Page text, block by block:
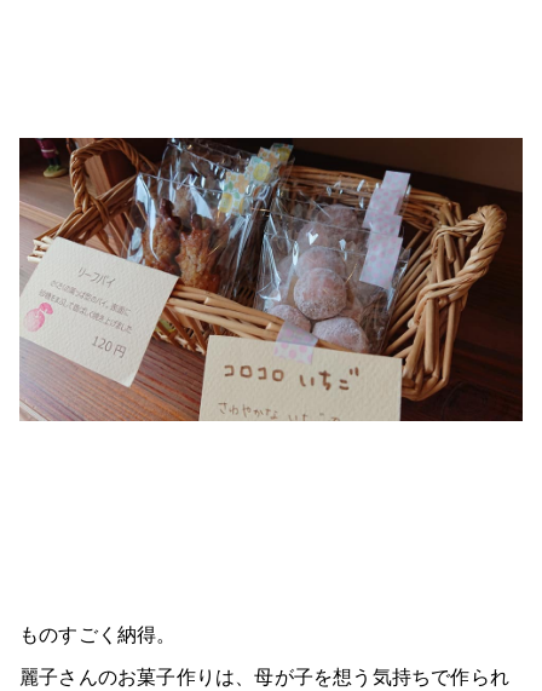
ものすごく納得。
麗子さんのお菓子作りは、母が子を想う気持ちで作られ